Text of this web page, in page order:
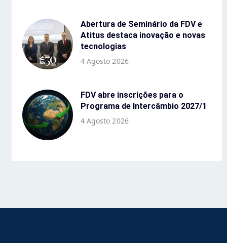
Abertura de Seminário da FDV e
Atitus destaca inovação e novas
tecnologias
4 Agosto 2026
FDV abre inscrições para o
Programa de Intercâmbio 2027/1
4 Agosto 2026